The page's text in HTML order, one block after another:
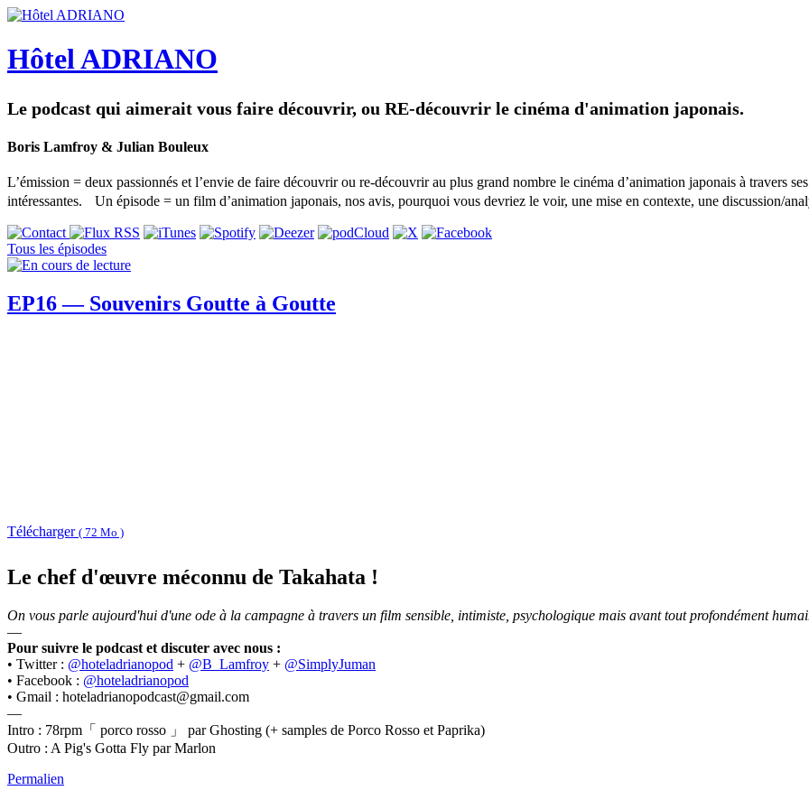
Hôtel ADRIANO
Le podcast qui aimerait vous faire découvrir, ou RE-découvrir le cinéma d'animation japonais.
Boris Lamfroy & Julian Bouleux
L’émission = deux passionnés et l’envie de faire découvrir ou re-découvrir au plus grand nombre le cinéma d’animation japonais à travers
intéressantes. Un épisode = un film d’animation japonais, nos avis, pourquoi vous devriez le voir, une mise en contexte, une discussion/
Tous les épisodes
EP16 — Souvenirs Goutte à Goutte
Télécharger ( 72 Mo )
Le chef d'œuvre méconnu de Takahata !
On vous parle aujourd'hui d'une ode à la campagne à travers un film sensible, intimiste, psychologique mais avant tout profondément
—
Pour suivre le podcast et discuter avec nous :
• Twitter : @hoteladrianopod + @B_Lamfroy + @SimplyJuman
• Facebook : @hoteladrianopod
• Gmail : hoteladrianopodcast@gmail.com
—
Intro : 78rpm「 porco rosso 」 par Ghosting (+ samples de Porco Rosso et Paprika)
Outro : A Pig's Gotta Fly par Marlon
Permalien